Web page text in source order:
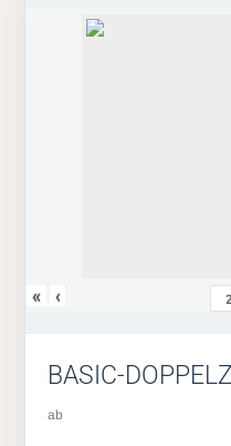
« ‹
BASIC-
ab